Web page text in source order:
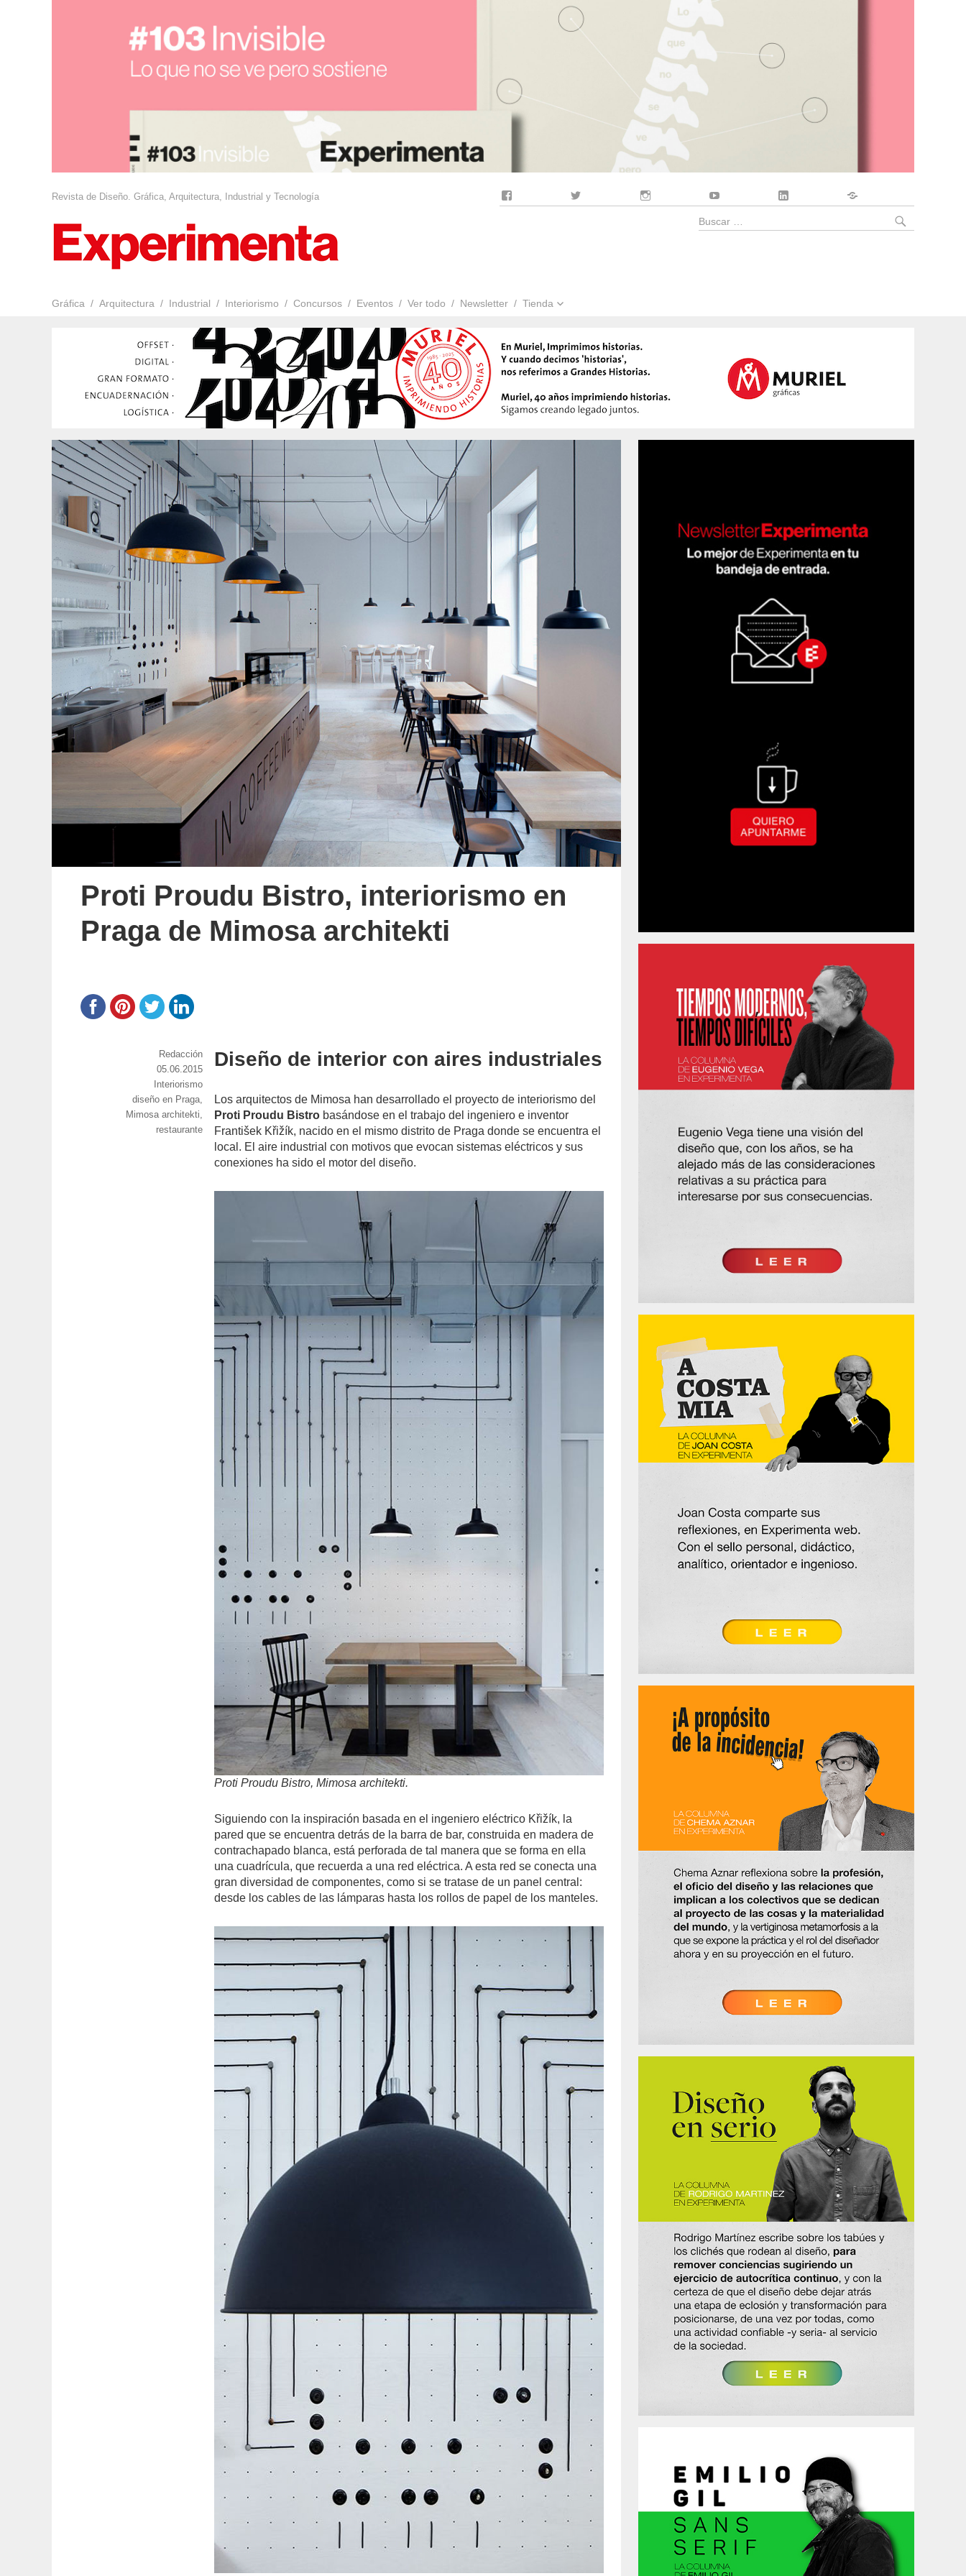
Revista de Diseño. Gráfica, Arquitectura, Industrial y Tecnología
Gráfica Arquitectura Industrial Interiorismo Concursos Eventos Ver todo Newsletter Tienda
Buscar
Proti Proudu Bistro, interiorismo en
Praga de Mimosa architekti
Diseño de interior con aires industriales
Los arquitectos de Mimosa han desarrollado el proyecto de interiorismo del
Proti Proudu Bistro basándose en el trabajo del ingeniero e inventor
František Křižík, nacido en el mismo distrito de Praga donde se encuentra el
local. El aire industrial con motivos que evocan sistemas eléctricos y sus
conexiones ha sido el motor del diseño.
Proti Proudu Bistro, Mimosa architekti.
Siguiendo con la inspiración basada en el ingeniero eléctrico Křižík, la
pared que se encuentra detrás de la barra de bar, construida en madera de
contrachapado blanca, está perforada de tal manera que se forma en ella
una cuadrícula, que recuerda a una red eléctrica. A esta red se conecta una
gran diversidad de componentes, como si se tratase de un panel central:
desde los cables de las lámparas hasta los rollos de papel de los manteles.
https://www.experimenta.es/author/redaccion/
Redacción
Publicado
el
05.06.2015
Categorías
Interiorismo
Etiquetas
diseño en Praga,
Mimosa architekti,
restaurante